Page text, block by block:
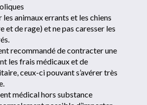
animaux errants et les chiens
et de rage) et ne pas caresser les
recommandé de contracter une
les frais médicaux et de
ceux-ci pouvant s’avérer très
médical hors substance